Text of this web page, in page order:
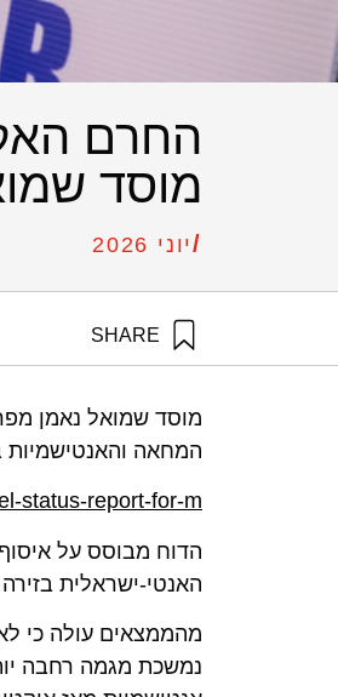
מוסד
/יוני 2026
SHARE
המחאה
status-report-for-m
הדוח מבוסס על
האנטי-ישראלית
נמשכת מגמה רחבה